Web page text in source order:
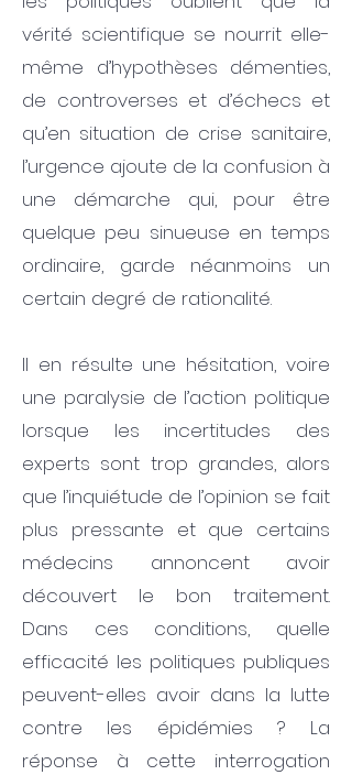
vérité scientifique se nourrit elle-
même d’hypothèses démenties,
de controverses et d’échecs et
qu’en situation de crise sanitaire,
l’urgence ajoute de la confusion à
une démarche qui, pour être
quelque peu sinueuse en temps
ordinaire, garde néanmoins un
certain degré de rationalité.
Il en résulte une hésitation, voire
une paralysie de l’action politique
lorsque les incertitudes des
experts sont trop grandes, alors
que l’inquiétude de l’opinion se fait
plus pressante et que certains
médecins annoncent avoir
découvert le bon traitement.
Dans ces conditions, quelle
efficacité les politiques publiques
peuvent-elles avoir dans la lutte
contre les épidémies ? La
réponse à cette interrogation